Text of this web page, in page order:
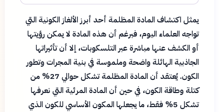
يمثل اكتشاف المادة المظلمة أحد أبرز الألغاز الكونية التي
تواجه العلماء اليوم، فبرغم أن هذه المادة لا يمكن رؤيتها
أو الكشف عنها مباشرة عبر التلسكوبات، إلا أن تأثيراتها
الجاذبية الهائلة واضحة وملموسة في بنية المجرات وتطور
الكون. يُعتقد أن المادة المظلمة تشكل حوالي 27% من
كتلة وطاقة الكون، في حين أن المادة المرئية التي نعرفها
تشكل 5% فقط، ما يجعلها المكون الأساسي للكون الذي